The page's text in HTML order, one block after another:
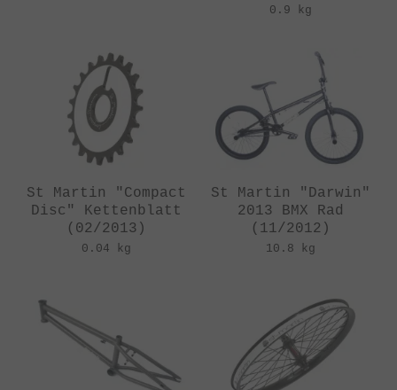
0.9 kg
St Martin "Compact
Disc" Kettenblatt
(02/2013)
0.04 kg
St Martin "Darwin"
2013 BMX Rad
(11/2012)
10.8 kg